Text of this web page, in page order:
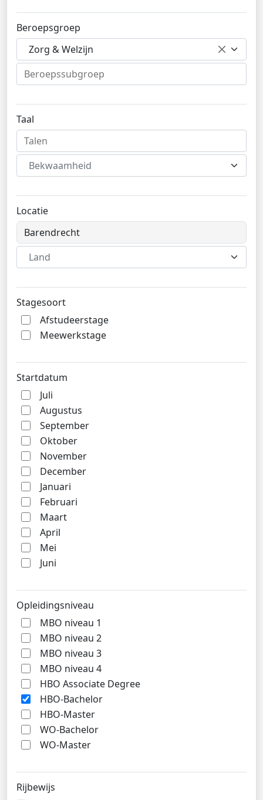
Beroepsgroep
Zorg & Welzijn
Taal
Bekwaamheid
Locatie
Land
Stagesoort
Afstudeerstage
Meewerkstage
Startdatum
Juli
Augustus
September
Oktober
November
December
Januari
Februari
Maart
April
Mei
Juni
Opleidingsniveau
MBO niveau 1
MBO niveau 2
MBO niveau 3
MBO niveau 4
HBO Associate Degree
HBO-Bachelor
HBO-Master
WO-Bachelor
WO-Master
Rijbewijs